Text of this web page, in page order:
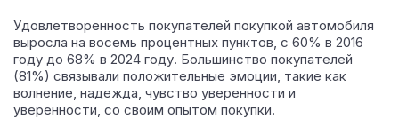
Удовлетворенность покупателей покупкой автомобиля
выросла на восемь процентных пунктов, с 60% в 2016
году до 68% в 2024 году. Большинство покупателей
(81%) связывали положительные эмоции, такие как
волнение, надежда, чувство уверенности и
уверенности, со своим опытом покупки.